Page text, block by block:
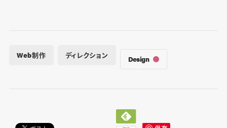
Web制作 ディレクション Design